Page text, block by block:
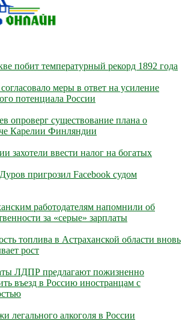
побит температурный рекорд 1892 года
меры в ответ на усиление
потенциала России
опроверг существование плана о
Карелии Финляндии
захотели ввести налог на богатых
пригрозил Facebook судом
работодателям напомнили об
за «серые» зарплаты
топлива в Астраханской области вновь
рост
ЛДПР предлагают пожизненно
въезд в Россию иностранцам с
легального алкоголя в России